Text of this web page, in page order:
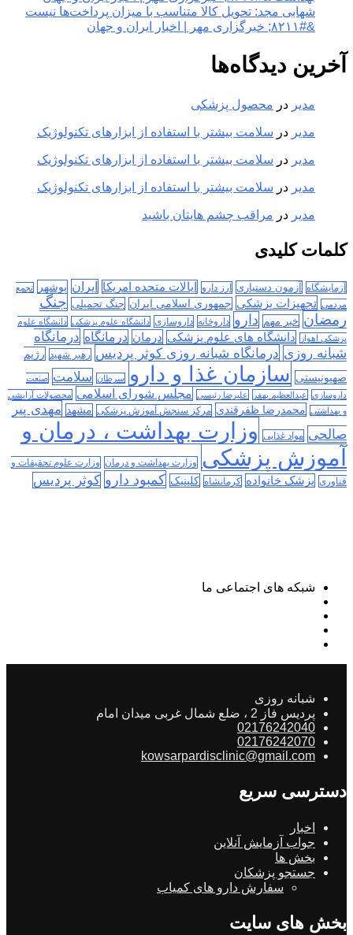
شهابی مجد: تحویل کالا متناسب با میزان پرداخت‌ها نیست
&#۸۲۱۱; خبرگزاری مهر | اخبار ایران و جهان
آخرین دیدگاه‌ها
مدیر در محصول پزشکی
مدیر در سلامت بیشتر با استفاده از ابزارهای تکنولوژیک
مدیر در سلامت بیشتر با استفاده از ابزارهای تکنولوژیک
مدیر در سلامت بیشتر با استفاده از ابزارهای تکنولوژیک
مدیر در مراقب چشم هایتان باشید
کلمات کلیدی
آزمایشگاه آزمون دستیاری ارز دارو ایالات متحده امریکا ایران بوشهر
تجمع
مردمی تجهیزات پزشکی جمهوری اسلامی ایران جنگ تحمیلی جنگ
رمضان خبر مهم دارو داروخانه داروسازی دانشگاه علوم پزشکی دانشگاه علوم
پزشکی اهواز
دانشگاه های علوم پزشکی درمان درمانگاه درمانگاه
شبانه روزی درمانگاه شبانه روزی کوثر پردیس رهبر شهید رژیم
صهیونیستی سازمان غذا و دارو سرطان سلامت صنعت
داروسازی عبدالعظیم بهفر علیرضا رئیسی مجلس شورای اسلامی
محصولات آرایشی
و بهداشتی محمدرضا ظفرقندی مرکز سنجش آموزش پزشکی مشهد مهدی پیر
صالحی مواد غذایی وزارت بهداشت ، درمان و
آموزش پزشکی وزارت بهداشت و درمان وزارت علوم تحقیقات و
فناوری پزشک خانواده کرمانشاه کلینیک کمبود دارو کوثر پردیس
شبکه های اجتماعی ما
شبانه روزی
پردیس فاز 2 ، ضلع شمال غربی میدان امام
02176242040
02176242070
kowsarpardisclinic@gmail.com
دسترسی سریع
اخبار
جواب آزمایش آنلاین
بخش ها
جستجو پزشکان
سفارش دارو های کمیاب
بخش های سایت